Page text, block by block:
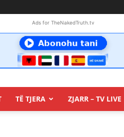
Ads for TheNakedTruth.tv
TË TJERA ZJARR – TV LIVE